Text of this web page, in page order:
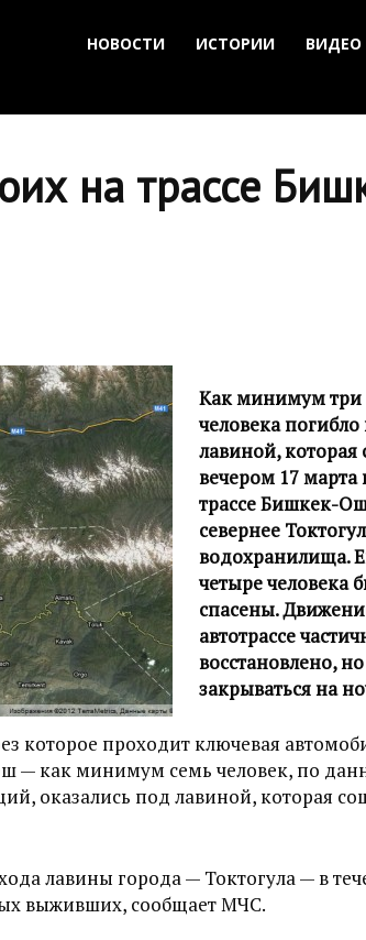
НОВОСТИ ИСТОРИИ ВИДЕО
на трассе
Как минимум три
человека
лавиной, которая
вечером 17 марта
трассе Бишкек-
севернее
водохранилища.
четыре человека
спасены.
автотрассе
восстановлено,
закрываться на
которое проходит ключевая
— как минимум семь человек, по
оказались под лавиной, которая
лавины города — Токтогула — в
выживших, сообщает МЧС.